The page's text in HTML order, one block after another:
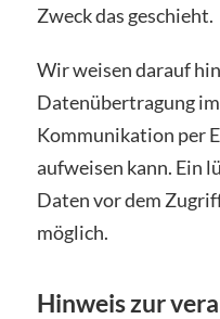
Zweck das geschieht.
Wir weisen darauf
Datenübertragung
Kommunikation per
aufweisen kann. Ein
Daten vor dem
möglich.
Hinweis zur